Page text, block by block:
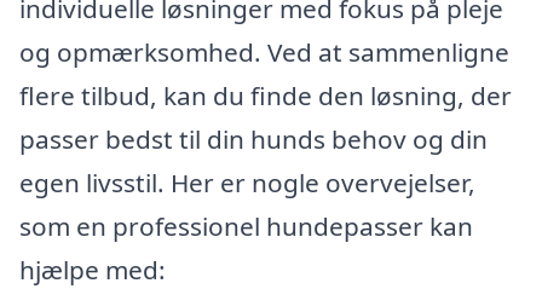
individuelle løsninger med fokus på pleje
og opmærksomhed. Ved at sammenligne
flere tilbud, kan du finde den løsning, der
passer bedst til din hunds behov og din
egen livsstil. Her er nogle overvejelser,
som en professionel hundepasser kan
hjælpe med: